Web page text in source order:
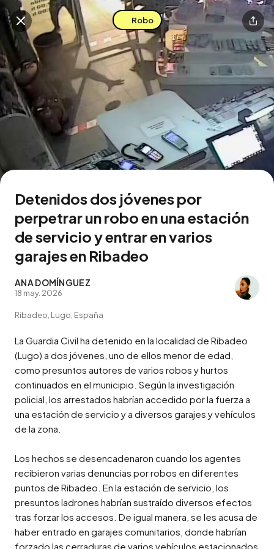
Descarga la app
Buscar en esta zona
Robo
Detenidos dos jóvenes por
perpetrar un robo en una estación
de servicio y entrar en varios
garajes en Ribadeo
ANA DOMÍNGUEZ
18 may. 2026
Ribadeo, Lugo, España
La Guardia Civil ha detenido en la localidad de Ribadeo
(Lugo) a dos jóvenes, uno de ellos menor de edad,
como presuntos autores de varios robos y hurtos
continuados en el municipio. Según la investigación
policial, los arrestados habrían accedido por la fuerza a
una estación de servicio y a diversos garajes y vehículos
de la zona.
Los hechos se desencadenaron cuando los agentes
recibieron varias denuncias por robos en diferentes
puntos de Ribadeo. En la estación de servicio, los
presuntos ladrones habrían sustraído diversos efectos
tras forzar los accesos. De igual manera, se les acusa de
haber entrado en garajes comunitarios, donde habrían
forzado las cerraduras de varios vehículos estacionados